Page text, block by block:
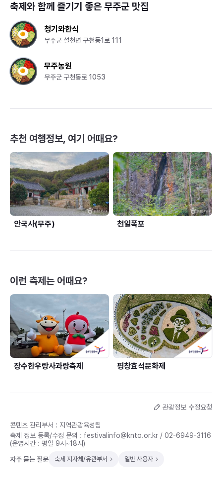
축제와 함께 즐기기 좋은 무주군 맛집
청기와한식
무주군 설천면 구천동1로 111
무주농원
무주군 구천동로 1053
추천 여행정보, 여기 어때요?
안국사(무주) 천일폭포
이런 축제는 어때요?
장수한우랑사과랑축제 평창효석문화제
콘텐츠 관리부서 : 지역관광육성팀
축제 정보 등록/수정 문의 : festivalinfo@knto.or.kr / 02-6949-3116
(운영시간 : 평일 9시~18시)
관광정보 수정요청
자주 묻는 질문 축제 지자체/유관부서 일반 사용자